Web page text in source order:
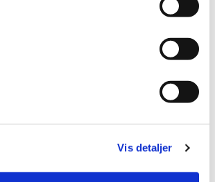
Vis detaljer